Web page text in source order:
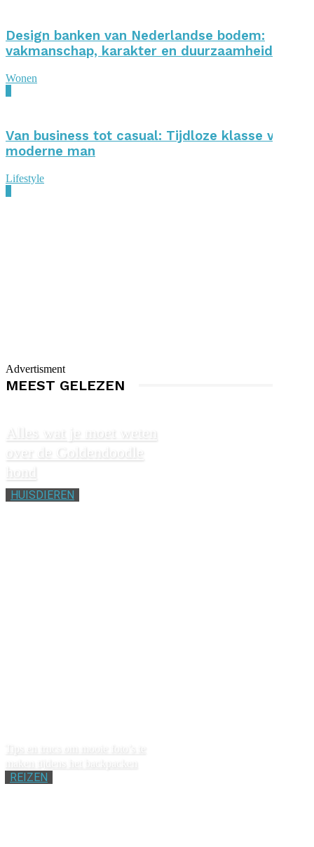
Design banken van Nederlandse bodem:
vakmanschap, karakter en duurzaamheid
Wonen
Van business tot casual: Tijdloze klasse voor
moderne man
Lifestyle
Advertisment
MEEST GELEZEN
Alles wat je moet weten
over de Goldendoodle
hond
HUISDIEREN
REIZEN